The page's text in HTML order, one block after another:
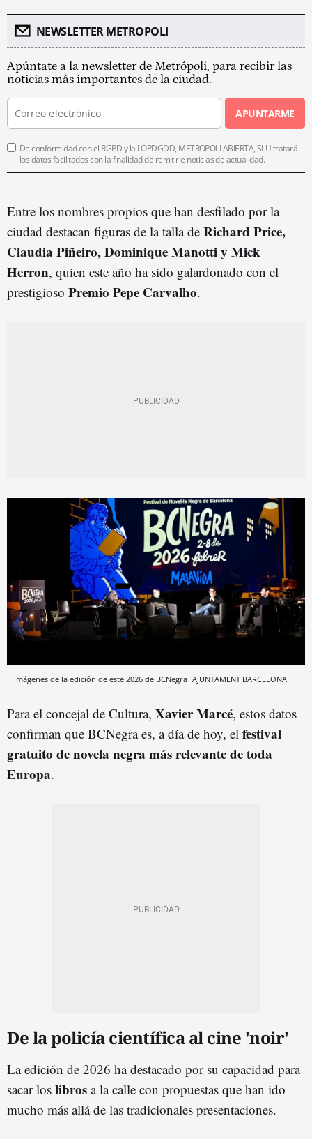
NEWSLETTER METROPOLI
Apúntate a la newsletter de Metrópoli, para recibir las
noticias más importantes de la ciudad.
APUNTARME
De conformidad con el RGPD y la LOPDGDD, METRÓPOLI ABIERTA, SLU tratará
los datos facilitados con la finalidad de remitirle noticias de actualidad.
Entre los nombres propios que han desfilado por la
ciudad destacan figuras de la talla de Richard Price,
Claudia Piñeiro, Dominique Manotti y Mick
Herron, quien este año ha sido galardonado con el
prestigioso Premio Pepe Carvalho.
Imágenes de la edición de este 2026 de BCNegra AJUNTAMENT BARCELONA
Para el concejal de Cultura, Xavier Marcé, estos datos
confirman que BCNegra es, a día de hoy, el festival
gratuito de novela negra más relevante de toda
Europa.
De la policía científica al cine 'noir'
La edición de 2026 ha destacado por su capacidad para
sacar los libros a la calle con propuestas que han ido
mucho más allá de las tradicionales presentaciones.